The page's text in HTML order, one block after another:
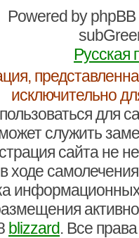
Powered byphpBB
Русская
исключительно
для
служить
сайта не
ходе
blizzard. Все